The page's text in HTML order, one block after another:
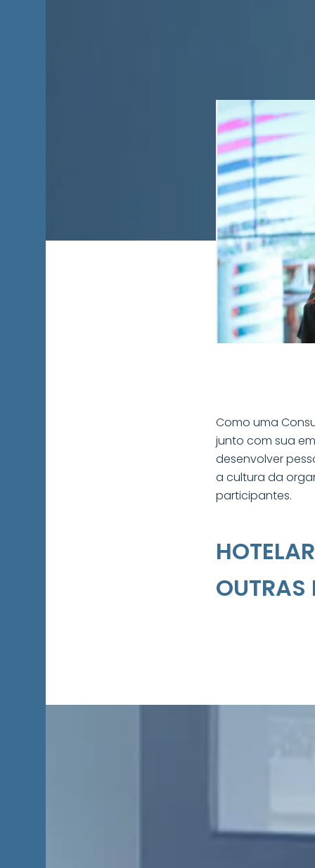
Como uma
junto com sua
desenvolver
a cultura da
participantes.